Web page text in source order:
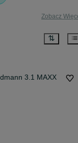
Zobacz
3.1 MAXX